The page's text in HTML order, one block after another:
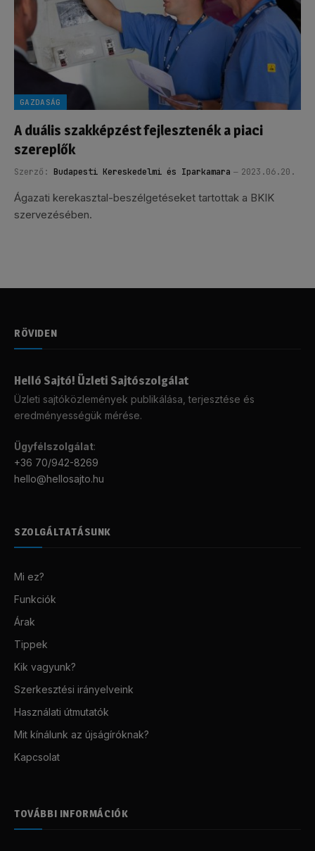
GAZDASÁG
A duális szakképzést fejlesztenék a piaci
szereplők
Szerző: Budapesti Kereskedelmi és Iparkamara 2023.06.20.
Ágazati kerekasztal-beszélgetéseket tartottak a BKIK
szervezésében.
RÖVIDEN
Helló Sajtó! Üzleti Sajtószolgálat
Üzleti sajtóközlemények publikálása, terjesztése és
eredményességük mérése.
Ügyfélszolgálat:
+36 70/942-8269
hello@hellosajto.hu
SZOLGÁLTATÁSUNK
Mi ez?
Funkciók
Árak
Tippek
Kik vagyunk?
Szerkesztési irányelveink
Használati útmutatók
Mit kínálunk az újságíróknak?
Kapcsolat
TOVÁBBI INFORMÁCIÓK